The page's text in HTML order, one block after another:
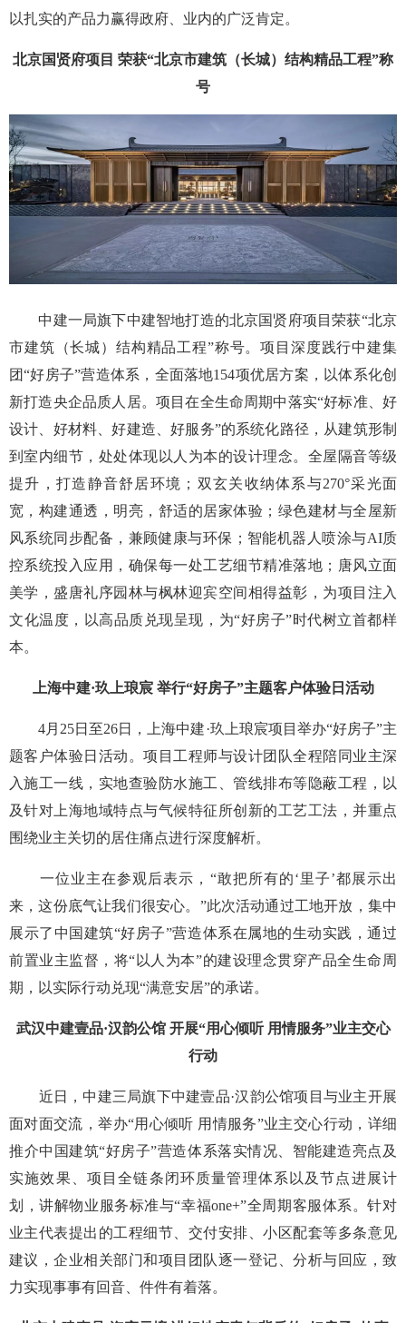
以扎实的产品力赢得政府、业内的广泛肯定。
北京国贤府项目 荣获“北京市建筑（长城）结构精品工程”称
号
中建一局旗下中建智地打造的北京国贤府项目荣获“北京
市建筑（长城）结构精品工程”称号。项目深度践行中建集
团“好房子”营造体系，全面落地154项优居方案，以体系化创
新打造央企品质人居。项目在全生命周期中落实“好标准、好
设计、好材料、好建造、好服务”的系统化路径，从建筑形制
到室内细节，处处体现以人为本的设计理念。全屋隔音等级
提升，打造静音舒居环境；双玄关收纳体系与270°采光面
宽，构建通透，明亮，舒适的居家体验；绿色建材与全屋新
风系统同步配备，兼顾健康与环保；智能机器人喷涂与AI质
控系统投入应用，确保每一处工艺细节精准落地；唐风立面
美学，盛唐礼序园林与枫林迎宾空间相得益彰，为项目注入
文化温度，以高品质兑现呈现，为“好房子”时代树立首都样
本。
上海中建·玖上琅宸 举行“好房子”主题客户体验日活动
4月25日至26日，上海中建·玖上琅宸项目举办“好房子”主
题客户体验日活动。项目工程师与设计团队全程陪同业主深
入施工一线，实地查验防水施工、管线排布等隐蔽工程，以
及针对上海地域特点与气候特征所创新的工艺工法，并重点
围绕业主关切的居住痛点进行深度解析。
一位业主在参观后表示，“敢把所有的‘里子’都展示出
来，这份底气让我们很安心。”此次活动通过工地开放，集中
展示了中国建筑“好房子”营造体系在属地的生动实践，通过
前置业主监督，将“以人为本”的建设理念贯穿产品全生命周
期，以实际行动兑现“满意安居”的承诺。
武汉中建壹品·汉韵公馆 开展“用心倾听 用情服务”业主交心
行动
近日，中建三局旗下中建壹品·汉韵公馆项目与业主开展
面对面交流，举办“用心倾听 用情服务”业主交心行动，详细
推介中国建筑“好房子”营造体系落实情况、智能建造亮点及
实施效果、项目全链条闭环质量管理体系以及节点进展计
划，讲解物业服务标准与“幸福one+”全周期客服体系。针对
业主代表提出的工程细节、交付安排、小区配套等多条意见
建议，企业相关部门和项目团队逐一登记、分析与回应，致
力实现事事有回音、件件有着落。